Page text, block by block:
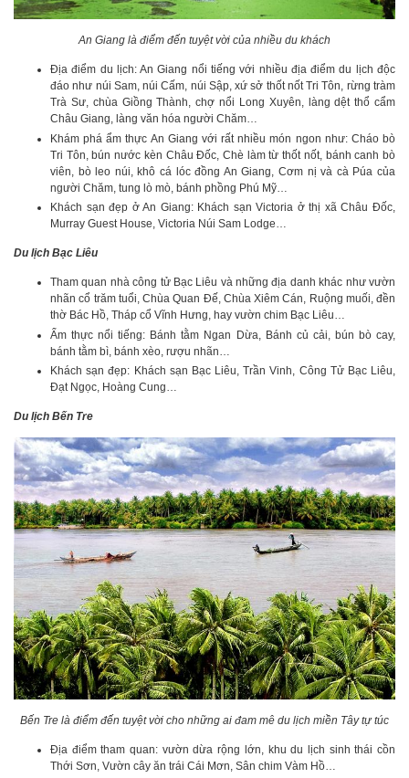
An Giang là điểm đến tuyệt vời của nhiều du khách
Địa điểm du lịch: An Giang nổi tiếng với nhiều địa điểm du lịch độc
đáo như núi Sam, núi Cấm, núi Sập, xứ sở thốt nốt Tri Tôn, rừng tràm
Trà Sư, chùa Giồng Thành, chợ nổi Long Xuyên, làng dệt thổ cẩm
Châu Giang, làng văn hóa người Chăm…
Khám phá ẩm thực An Giang với rất nhiều món ngon như: Cháo bò
Tri Tôn, bún nước kèn Châu Đốc, Chè làm từ thốt nốt, bánh canh bò
viên, bò leo núi, khô cá lóc đồng An Giang, Cơm nị và cà Púa của
người Chăm, tung lò mò, bánh phồng Phú Mỹ…
Khách sạn đẹp ở An Giang: Khách sạn Victoria ở thị xã Châu Đốc,
Murray Guest House, Victoria Núi Sam Lodge…
Du lịch Bạc Liêu
Tham quan nhà công tử Bạc Liêu và những địa danh khác như vườn
nhãn cổ trăm tuổi, Chùa Quan Đế, Chùa Xiêm Cán, Ruộng muối, đền
thờ Bác Hồ, Tháp cổ Vĩnh Hưng, hay vườn chim Bạc Liêu…
Ẩm thực nổi tiếng: Bánh tằm Ngan Dừa, Bánh củ cải, bún bò cay,
bánh tằm bì, bánh xèo, rượu nhãn…
Khách sạn đẹp: Khách sạn Bạc Liêu, Trần Vinh, Công Tử Bạc Liêu,
Đạt Ngọc, Hoàng Cung…
Du lịch Bến Tre
Bến Tre là điểm đến tuyệt vời cho những ai đam mê du lịch miền Tây tự túc
Địa điểm tham quan: vườn dừa rộng lớn, khu du lịch sinh thái cồn
Thới Sơn, Vườn cây ăn trái Cái Mơn, Sân chim Vàm Hồ…